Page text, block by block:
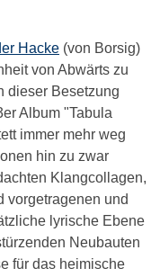
Hacke (von Borsig)
von Abwärts zu
dieser Besetzung
Album "Tabula
immer mehr weg
hin zu zwar
Klangcollagen,
vorgetragenen und
lyrische Ebene
Neubauten
für das heimische